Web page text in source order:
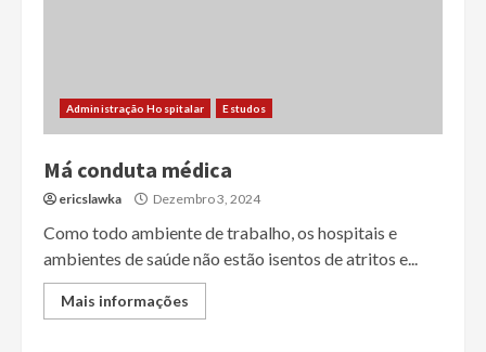
Administração Hospitalar Estudos
Má conduta médica
ericslawka Dezembro 3, 2024
Como todo ambiente de trabalho, os hospitais e
ambientes de saúde não estão isentos de atritos e...
Mais informações